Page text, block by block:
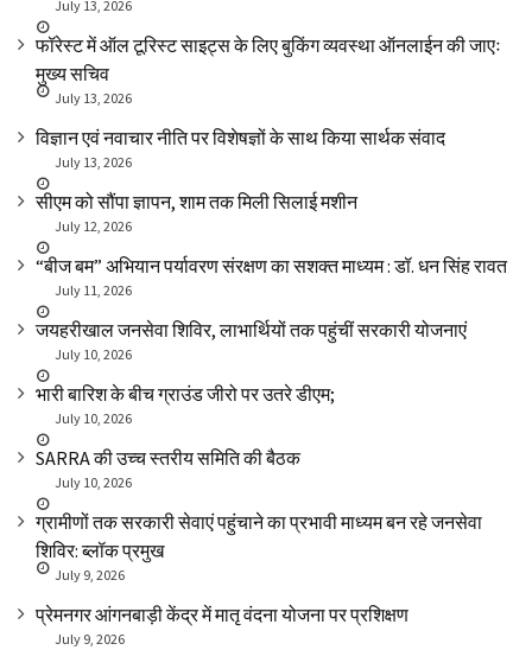
July 13, 2026
फॉरेस्ट में ऑल टूरिस्ट साइट्स के लिए बुकिंग व्यवस्था ऑनलाईन की जाएः
मुख्य सचिव
July 13, 2026
विज्ञान एवं नवाचार नीति पर विशेषज्ञों के साथ किया सार्थक संवाद
July 13, 2026
सीएम को सौंपा ज्ञापन, शाम तक मिली सिलाई मशीन
July 12, 2026
“बीज बम” अभियान पर्यावरण संरक्षण का सशक्त माध्यम : डॉ. धन सिंह रावत
July 11, 2026
जयहरीखाल जनसेवा शिविर, लाभार्थियों तक पहुंचीं सरकारी योजनाएं
July 10, 2026
भारी बारिश के बीच ग्राउंड जीरो पर उतरे डीएम;
July 10, 2026
SARRA की उच्च स्तरीय समिति की बैठक
July 10, 2026
ग्रामीणों तक सरकारी सेवाएं पहुंचाने का प्रभावी माध्यम बन रहे जनसेवा
शिविर: ब्लॉक प्रमुख
July 9, 2026
प्रेमनगर आंगनबाड़ी केंद्र में मातृ वंदना योजना पर प्रशिक्षण
July 9, 2026